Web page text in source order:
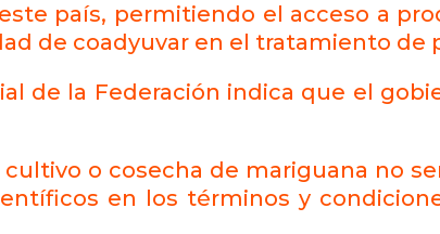
país, permitiendo el acceso a
de coadyuvar en el tratamiento
de la Federación indica que el
o cosecha de mariguana no
en los términos y